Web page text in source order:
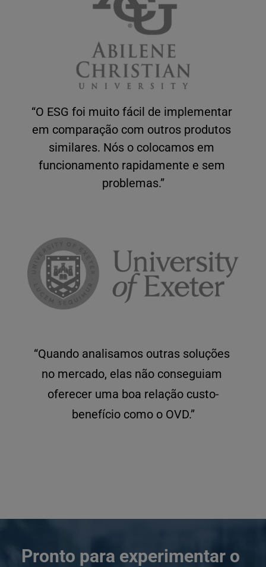
“O ESG foi muito fácil de implementar
em comparação com outros produtos
similares. Nós o colocamos em
funcionamento rapidamente e sem
problemas.”
“Quando analisamos outras soluções
no mercado, elas não conseguiam
oferecer uma boa relação custo-
benefício como o OVD.”
Pronto para experimentar o